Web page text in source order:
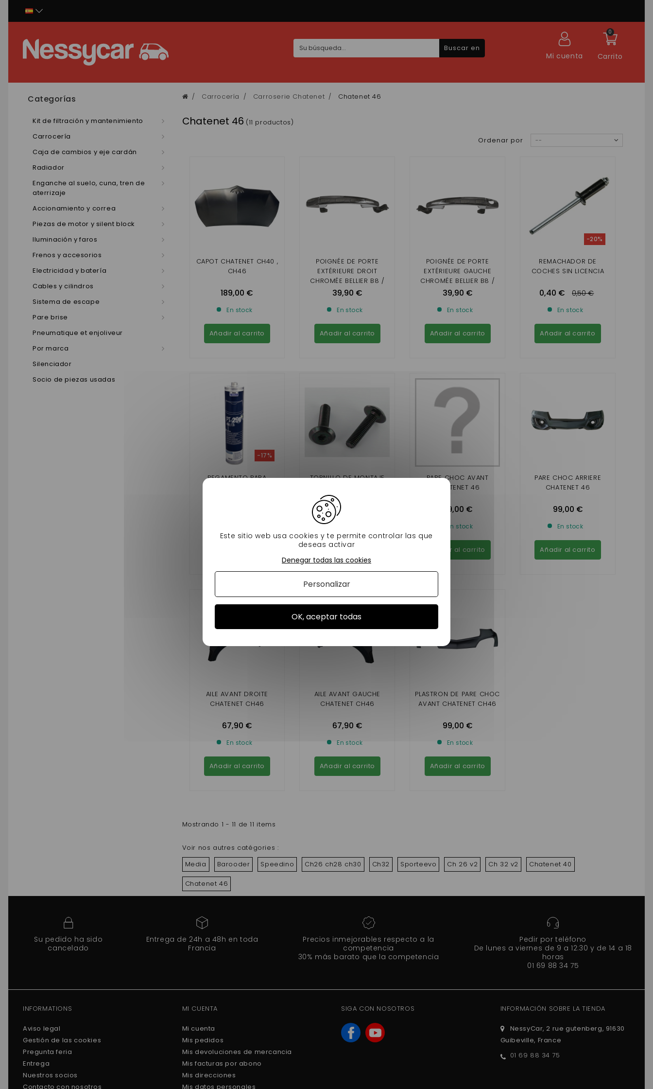
Carrito
0
Mi cuenta
Buscar en
Categorías
Kit de filtración y mantenimiento
Carrocería
Caja de cambios y eje cardán
Radiador
Enganche al suelo, cuna, tren de
aterrizaje
Accionamiento y correa
Piezas de motor y silent block
Iluminación y faros
Frenos y accesorios
Electricidad y batería
Cables y cilindros
Sistema de escape
Pare brise
Pneumatique et enjoliveur
Por marca
Silenciador
Socio de piezas usadas
Carrocería Carroserie Chatenet Chatenet 46
Chatenet 46 (11 productos)
Ordenar por
--
CAPOT CHATENET CH40 ,
CH46
189,00 €
En stock
Añadir al carrito
POIGNÉE DE PORTE
EXTÉRIEURE DROIT
CHROMÉE BELLIER B8 /
CHATENET CH40 , CH46
39,90 €
En stock
Añadir al carrito
POIGNÉE DE PORTE
EXTÉRIEURE GAUCHE
CHROMÉE BELLIER B8 /
CHATENET CH40, CH46
39,90 €
En stock
Añadir al carrito
REMACHADOR DE
COCHES SIN LICENCIA
0,40 €
-20%
0,50 €
En stock
Añadir al carrito
PEGAMENTO PARA
-17%
TORNILLO DE MONTAJE
(SE VENDE POR
SEPARADO)
0,90 €
Añadir al carrito
PARE CHOC AVANT
CHATENET 46
99,00 €
En stock
Añadir al carrito
PARE CHOC ARRIERE
CHATENET 46
99,00 €
En stock
Añadir al carrito
AILE AVANT DROITE
CHATENET CH46
67,90 €
En stock
Añadir al carrito
AILE AVANT GAUCHE
CHATENET CH46
67,90 €
En stock
Añadir al carrito
PLASTRON DE PARE CHOC
AVANT CHATENET CH46
99,00 €
En stock
Añadir al carrito
Mostrando 1 - 11 de 11 items
Voir nos autres catégories :
Media
Barooder Speedino Ch26 ch28 ch30 Ch32 Sporteevo Ch 26 v2 Ch 32 v2 Chatenet 40
Chatenet 46
Su pedido ha sido
cancelado
Entrega de 24h a 48h en toda
Francia
Precios inmejorables respecto a la
competencia
30% más barato que la competencia
Pedir por teléfono
De lunes a viernes de 9 a 12:30 y de 14 a 18
horas
01 69 88 34 75
INFORMATIONS
Aviso legal
Gestión de las cookies
Pregunta feria
Entrega
Nuestros socios
Contacto con nosotros
MI CUENTA
Mi cuenta
Mis pedidos
Mis devoluciones de mercancia
Mis facturas por abono
Mis direcciones
Mis datos personales
SIGA CON NOSOTROS INFORMACIÓN SOBRE LA TIENDA
NessyCar, 2 rue gutenberg, 91630
Guibeville, France
01 69 88 34 75
Este sitio web usa cookies y te permite controlar las que
deseas activar
OK, aceptar todas
Denegar todas las cookies
Personalizar